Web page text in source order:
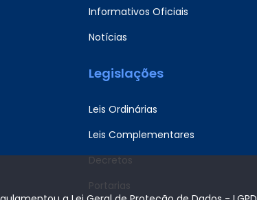
Informativos Oficiais
Notícias
Legislações
Leis Ordinárias
Leis Complementares
Decretos
Portarias